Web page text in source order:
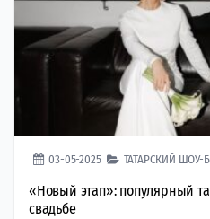
03-05-2025 ТАТАРСКИЙ ШОУ-
«Новый этап»: популярный
свадьбе